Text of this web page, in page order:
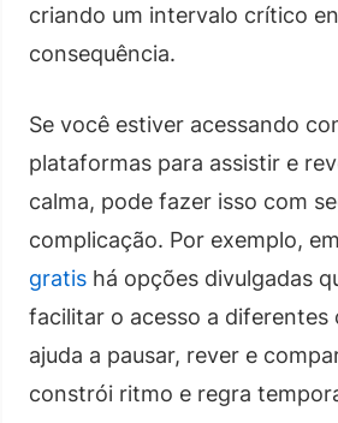
criando um intervalo crítico
consequência.
Se você estiver acessando
plataformas para assistir e
calma, pode fazer isso com
complicação. Por exemplo, em
gratis há opções divulgadas
facilitar o acesso a diferentes
ajuda a pausar, rever e
constrói ritmo e regra